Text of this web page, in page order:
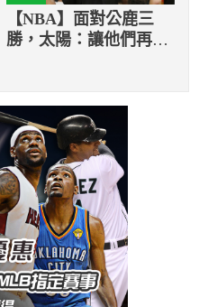
【NBA】面對公鹿三
勝，太陽：讓他們再搭